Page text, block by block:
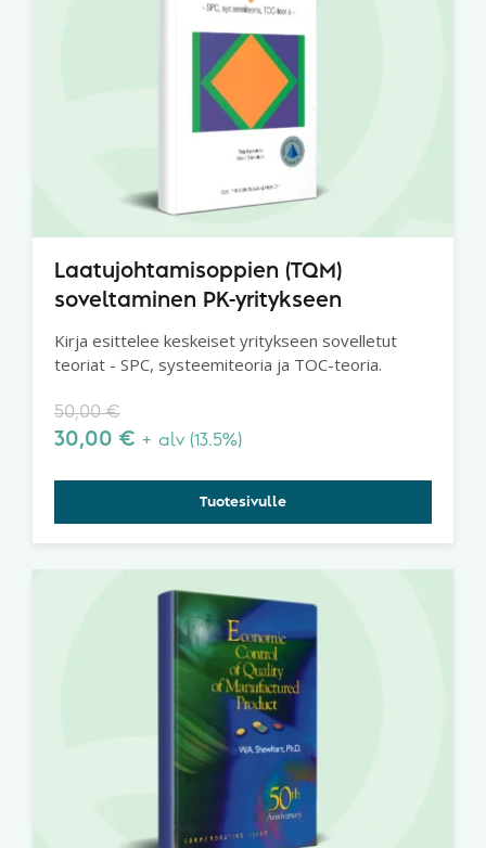
Laatujohtamisoppien (TQM)
soveltaminen PK-yritykseen
Kirja esittelee keskeiset yritykseen sovelletut
teoriat - SPC, systeemiteoria ja TOC-teoria.
50,00€
30,00 € + alv (13.5%)
Tuotesivulle